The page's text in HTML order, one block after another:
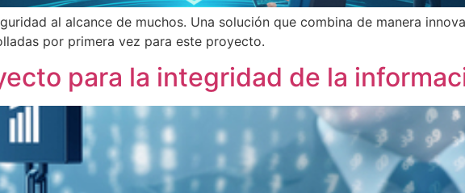
al alcance de muchos. Una solución que combina de manera
por primera vez para este proyecto.
para la integridad de la